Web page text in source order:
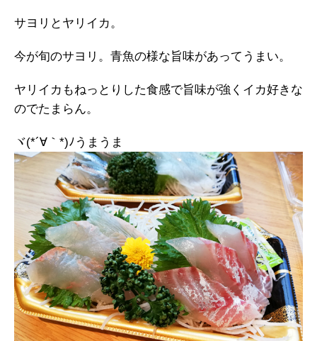
サヨリとヤリイカ。
今が旬のサヨリ。青魚の様な旨味があってうまい。
ヤリイカもねっとりした食感で旨味が強くイカ好きな
のでたまらん。
ヾ(*´∀｀*)ﾉうまうま